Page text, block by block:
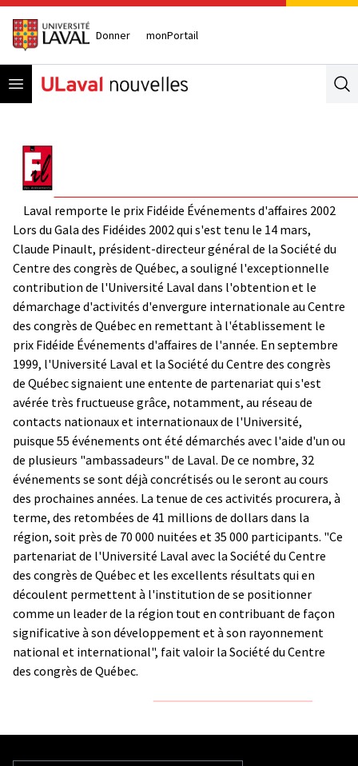
Donner monPortail
Open menu
Laval remporte le prix Fidéide Événements d'affaires 2002
Lors du Gala des Fidéides 2002 qui s'est tenu le 14 mars,
Claude Pinault, président-directeur général de la Société du
Centre des congrès de Québec, a souligné l'exceptionnelle
contribution de l'Université Laval dans l'obtention et le
démarchage d'activités d'envergure internationale au Centre
des congrès de Québec en remettant à l'établissement le
prix Fidéide Événements d'affaires de l'année. En septembre
1999, l'Université Laval et la Société du Centre des congrès
de Québec signaient une entente de partenariat qui s'est
avérée très fructueuse grâce, notamment, au réseau de
contacts nationaux et internationaux de l'Université,
puisque 55 événements ont été démarchés avec l'aide d'un ou
de plusieurs "ambassadeurs" de Laval. De ce nombre, 32
événements se sont déjà concrétisés ou le seront au cours
des prochaines années. La tenue de ces activités procurera, à
terme, des retombées de 41 millions de dollars dans la
région, soit près de 70 000 nuitées et 35 000 participants. "Ce
partenariat de l'Université Laval avec la Société du Centre
des congrès de Québec et les excellents résultats qui en
découlent permettent à l'institution de se positionner
comme un leader de la région tout en contribuant de façon
significative à son développement et à son rayonnement
national et international", fait valoir la Société du Centre
des congrès de Québec.